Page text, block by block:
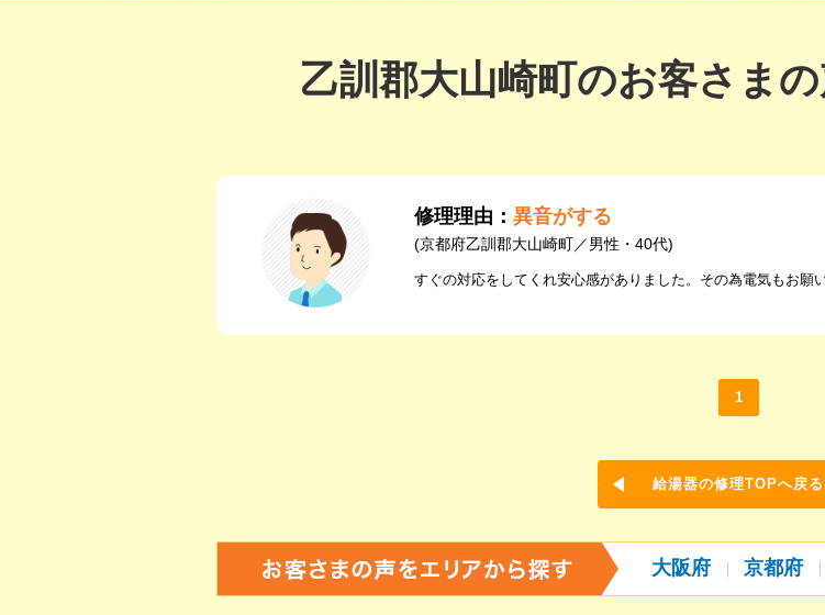
乙訓郡大山崎町のお客さまの
修理理由： 異音がする
(京都府乙訓郡大山崎町／男性・40代)
すぐの対応をしてくれ安心感がありました。その為電気もお願
1
給湯器の修理TOPへ戻る
大阪府 京都府